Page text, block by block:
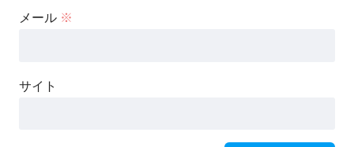
メール ※
サイト